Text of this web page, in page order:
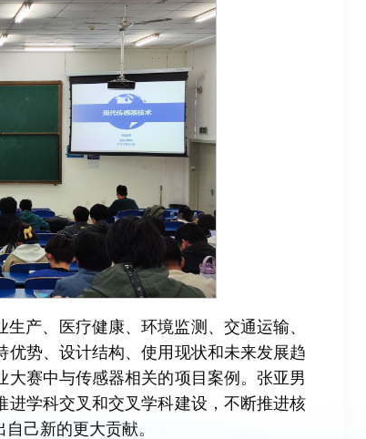
产、医疗健康、环境监测、交通运输、
势、设计结构、使用现状和未来发展趋
赛中与传感器相关的项目案例。张亚男
学科交叉和交叉学科建设，不断推进核
己新的更大贡献。
辽宁省卓越工程师培养联合体在东北大学成立 习近平给东北大学全体师生回信